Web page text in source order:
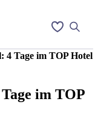
4 Tage im TOP Hotel
im TOP